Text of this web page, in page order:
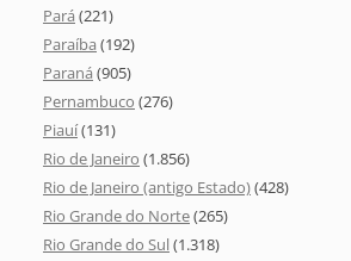
Pará (221)
Paraíba (192)
Paraná (905)
Pernambuco (276)
Piauí(131)
Rio de Janeiro (1.856)
Rio de Janeiro (antigo Estado)(428)
Rio Grande do Norte(265)
Rio Grande do Sul(1.318)